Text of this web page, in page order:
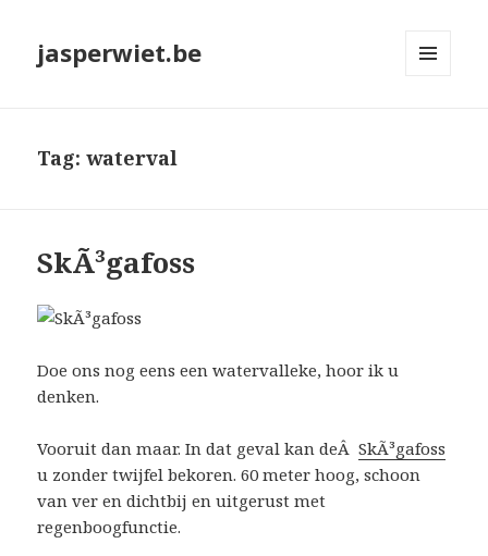
jasperwiet.be
Tag:waterval
SkÃ³gafoss
Doe ons nog eens een watervalleke, hoor ik u
denken.
Vooruit dan maar. In dat geval kan deÂSkÃ³gafoss
u zonder twijfel bekoren. 60 meter hoog, schoon
van ver en dichtbij en uitgerust met
regenboogfunctie.